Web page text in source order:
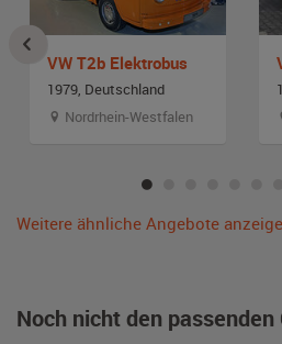
VW T2b Elektrobus
1979, Deutschland
Nordrhein-Westfalen
Weitere ähnliche Angebote
Noch nicht den